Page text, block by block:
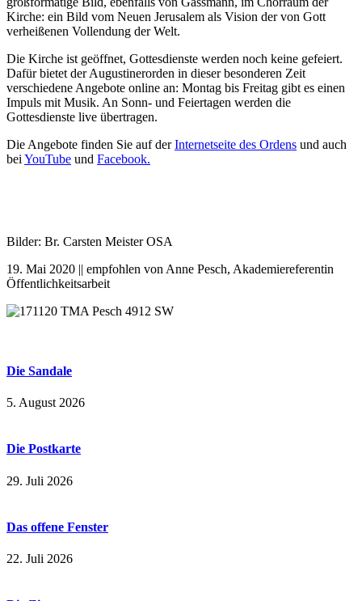
Kirche: ein Bild vom Neuen Jerusalem als Vision der von Gott
verheißenen Vollendung der Welt.
Die Kirche ist geöffnet, Gottesdienste werden noch keine gefeiert.
Dafür bietet der Augustinerorden in dieser besonderen Zeit
verschiedene Angebote online an: Montag bis Freitag gibt es einen
Impuls mit Musik. An Sonn- und Feiertagen werden die
Gottesdienste live übertragen.
Die Angebote finden Sie auf derInternetseite des Ordens und auch
beiYouTube und Facebook.
Bilder: Br. Carsten Meister OSA
19. Mai 2020 || empfohlen von Anne Pesch, Akademiereferentin
Öffentlichkeitsarbeit
Die Sandale
5. August 2026
Die Postkarte
29. Juli 2026
Das offene Fenster
22. Juli 2026